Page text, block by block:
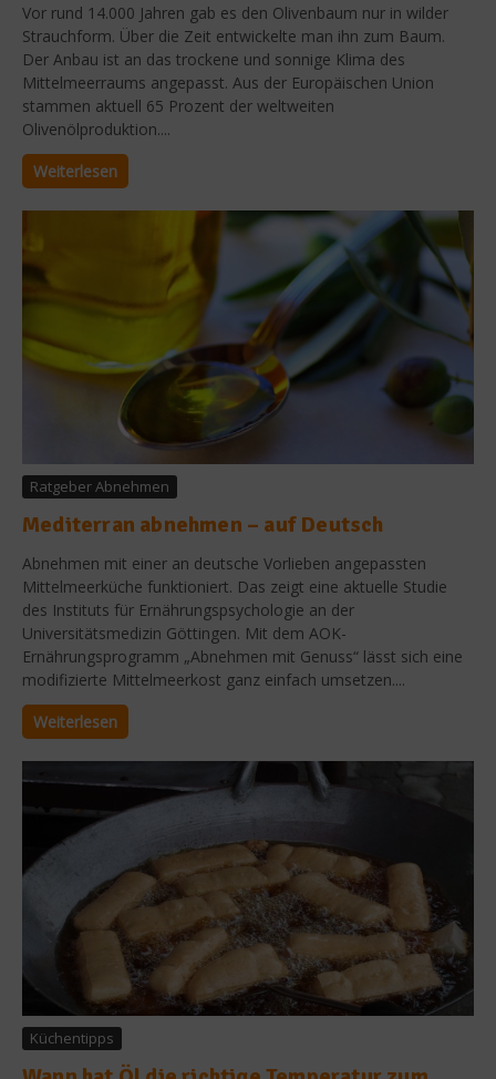
Vor rund 14.000 Jahren gab es den Olivenbaum nur in wilder
Strauchform. Über die Zeit entwickelte man ihn zum Baum.
Der Anbau ist an das trockene und sonnige Klima des
Mittelmeerraums angepasst. Aus der Europäischen Union
stammen aktuell 65 Prozent der weltweiten
Olivenölproduktion....
Weiterlesen
Ratgeber Abnehmen
Mediterran abnehmen – auf Deutsch
Abnehmen mit einer an deutsche Vorlieben angepassten
Mittelmeerküche funktioniert. Das zeigt eine aktuelle Studie
des Instituts für Ernährungspsychologie an der
Universitätsmedizin Göttingen. Mit dem AOK-
Ernährungsprogramm „Abnehmen mit Genuss“ lässt sich eine
modifizierte Mittelmeerkost ganz einfach umsetzen....
Weiterlesen
Küchentipps